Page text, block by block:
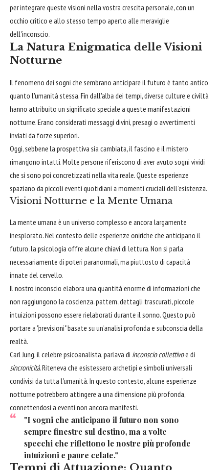
per integrare queste visioni nella vostra crescita personale, con un
occhio critico e allo stesso tempo aperto alle meraviglie
dell'inconscio.
La Natura Enigmatica delle Visioni
Notturne
Il fenomeno dei sogni che sembrano anticipare il futuro è tanto antico
quanto l'umanità stessa. Fin dall'alba dei tempi, diverse culture e civiltà
hanno attribuito un significato speciale a queste manifestazioni
notturne. Erano considerati messaggi divini, presagi o avvertimenti
inviati da forze superiori.
Oggi, sebbene la prospettiva sia cambiata, il fascino e il mistero
rimangono intatti. Molte persone riferiscono di aver avuto sogni vividi
che si sono poi concretizzati nella vita reale. Queste esperienze
spaziano da piccoli eventi quotidiani a momenti cruciali dell'esistenza.
Visioni Notturne e la Mente Umana
La mente umana è un universo complesso e ancora largamente
inesplorato. Nel contesto delle esperienze oniriche che anticipano il
futuro, la psicologia offre alcune chiavi di lettura. Non si parla
necessariamente di poteri paranormali, ma piuttosto di capacità
innate del cervello.
Il nostro inconscio elabora una quantità enorme di informazioni che
non raggiungono la coscienza. pattern, dettagli trascurati, piccole
intuizioni possono essere rielaborati durante il sonno. Questo può
portare a "previsioni" basate su un'analisi profonda e subconscia della
realtà.
Carl Jung, il celebre psicoanalista, parlava di inconscio collettivoe di
sincronicità. Riteneva che esistessero archetipi e simboli universali
condivisi da tutta l'umanità. In questo contesto, alcune esperienze
notturne potrebbero attingere a una dimensione più profonda,
connettendosi a eventi non ancora manifesti.
"I sogni che anticipano il futuro non sono
sempre finestre sul destino, ma a volte
specchi che riflettono le nostre più profonde
intuizioni e paure celate."
Tempi di Attuazione: Quanto